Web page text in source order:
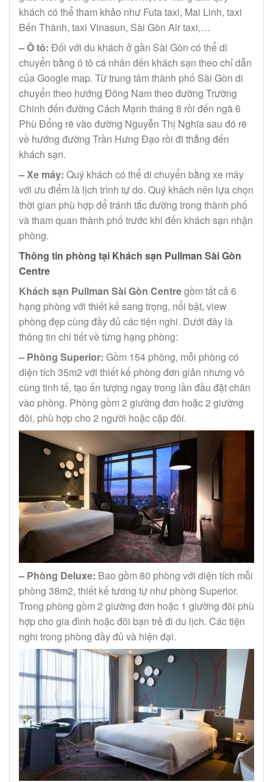
khách có thể tham khảo như Futa taxi, Mai Linh, taxi
Bến Thành, taxi Vinasun, Sài Gòn Air taxi,…
– Ô tô: Đối với du khách ở gần Sài Gòn có thể di
chuyển bằng ô tô cá nhân đến khách sạn theo chỉ dẫn
của Google map. Từ trung tâm thành phố Sài Gòn di
chuyển theo hướng Đông Nam theo đường Trường
Chinh đến đường Cách Mạnh tháng 8 rồi đến ngã 6
Phù Đổng rẽ vào đường Nguyễn Thị Nghĩa sau đó rẽ
về hướng đường Trần Hưng Đạo rồi đi thẳng đến
khách sạn.
– Xe máy: Quý khách có thể di chuyển bằng xe máy
với ưu điểm là lịch trình tự do. Quý khách nên lựa chọn
thời gian phù hợp để tránh tắc đường trong thành phố
và tham quan thành phố trước khi đến khách sạn nhận
phòng.
Thông tin phòng tại Khách sạn Pullman Sài Gòn
Centre
Khách sạn Pullman Sài Gòn Centregồm tất cả 6
hạng phòng với thiết kế sang trọng, nổi bật, view
phòng đẹp cùng đầy đủ các tiện nghi. Dưới đây là
thông tin chi tiết về từng hạng phòng:
– Phòng Superior: Gồm 154 phòng, mỗi phòng có
diện tích 35m2 với thiết kế phòng đơn giản nhưng vô
cùng tinh tế, tạo ấn tượng ngay trong lần đầu đặt chân
vào phòng. Phòng gồm 2 giường đơn hoặc 2 giường
đôi, phù hợp cho 2 người hoặc cặp đôi.
– Phòng Deluxe: Bao gồm 80 phòng với diện tích mỗi
phòng 38m2, thiết kế tương tự như phòng Superior.
Trong phòng gồm 2 giường đơn hoặc 1 giường đôi phù
hợp cho gia đình hoặc đôi bạn trẻ đi du lịch. Các tiện
nghi trong phòng đầy đủ và hiện đại.